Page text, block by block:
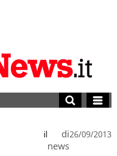
di
news
il 26/09/2013